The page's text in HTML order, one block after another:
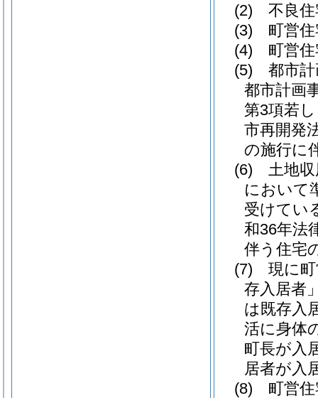
(2)
不良
(3)
町営
(4)
町営
(5)
都市
都市計画
第3項若
市再開発
の施行に
(6)
土地
において
受けてい
和36年法
伴う住宅
(7)
現に
存入居者
は既存入
活に身体
町長が入
居者が入
(8)
町営